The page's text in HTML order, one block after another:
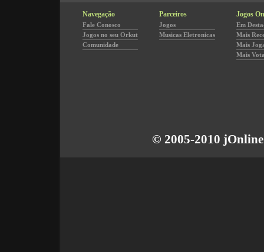
Navegação
Fale Conosco
Jogos no seu Orkut
Comunidade
Parceiros
Jogos
Musicas Eletronicas
Jogos
Em
Mais
Mais
Mais
© 2005-2010